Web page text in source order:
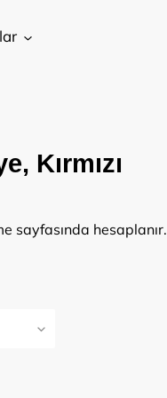
Kırmızı
sayfasında hesaplanır.